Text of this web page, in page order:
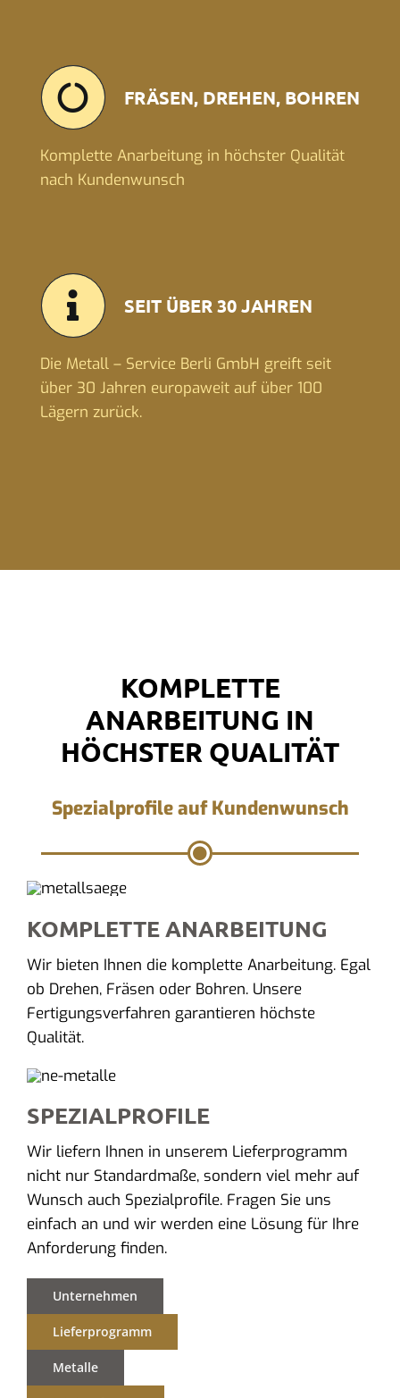
FRÄSEN, DREHEN, BOHREN
Komplette Anarbeitung in höchster Qualität
nach Kundenwunsch
SEIT ÜBER 30 JAHREN
Die Metall – Service Berli GmbH greift seit
über 30 Jahren europaweit auf über 100
Lägern zurück.
KOMPLETTE
ANARBEITUNG IN
HÖCHSTER QUALITÄT
Spezialprofile auf Kundenwunsch
KOMPLETTE ANARBEITUNG
Wir bieten Ihnen die komplette Anarbeitung. Egal
ob Drehen, Fräsen oder Bohren. Unsere
Fertigungsverfahren garantieren höchste
Qualität.
SPEZIALPROFILE
Wir liefern Ihnen in unserem Lieferprogramm
nicht nur Standardmaße, sondern viel mehr auf
Wunsch auch Spezialprofile. Fragen Sie uns
einfach an und wir werden eine Lösung für Ihre
Anforderung finden.
Unternehmen
Lieferprogramm
Metalle